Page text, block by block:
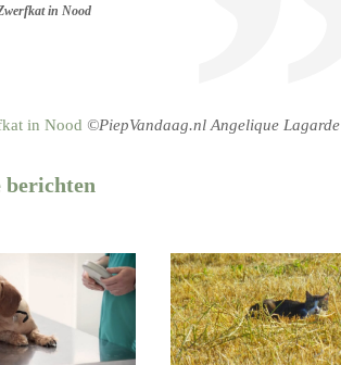
in Nood
in Nood ©PiepVandaag.nl Angelique Lagarde
berichten